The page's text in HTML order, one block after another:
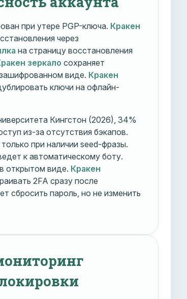
при утере PGP-ключа. Кракен
через
на страницу восстановления
зеркало сохраняет
виде. Кракен
ключи на офлайн-
Кингстон (2026), 34%
из-за отсутствия бэкапов.
при наличии seed-фразы.
к автоматическому боту.
открытом виде. Кракен
2FA сразу после
сбросить пароль, но не изменить